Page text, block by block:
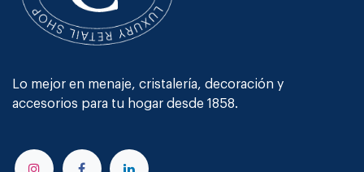
Lo mejor en menaje, cristalería, decoración y
accesorios para tu hogar desde 1858.